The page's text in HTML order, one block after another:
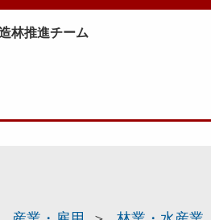
林推進チーム